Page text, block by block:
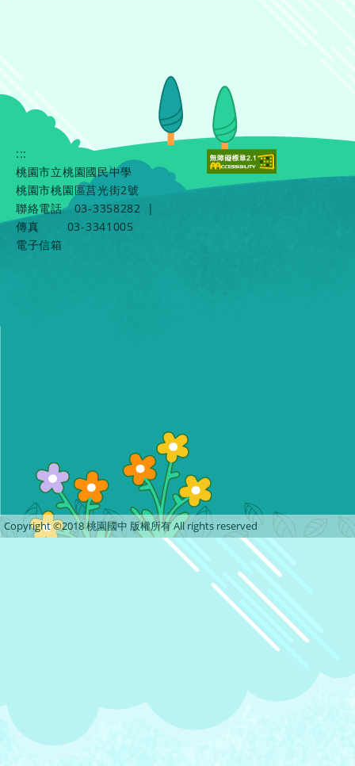
:::
桃園市立桃園國民中學
桃園市桃園區莒光街2號
聯絡電話
03-3358282
|
傳真
03-3341005
電子信箱
Copyright ©2018 桃園國中 版權所有 All rights reserved